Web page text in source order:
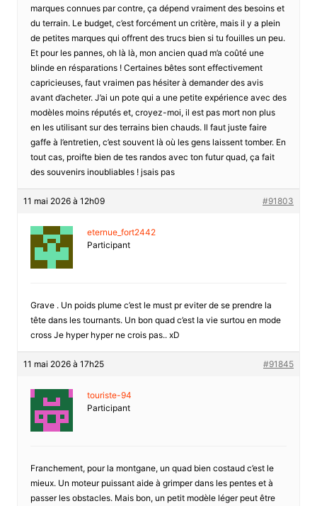
marques connues par contre, ça dépend vraiment des besoins et
du terrain. Le budget, c’est forcément un critère, mais il y a plein
de petites marques qui offrent des trucs bien si tu fouilles un peu.
Et pour les pannes, oh là là, mon ancien quad m’a coûté une
blinde en résparations ! Certaines bêtes sont effectivement
capricieuses, faut vraimen pas hésiter à demander des avis
avant d’acheter. J’ai un pote qui a une petite expérience avec des
modèles moins réputés et, croyez-moi, il est pas mort non plus
en les utilisant sur des terrains bien chauds. Il faut juste faire
gaffe à l’entretien, c’est souvent là où les gens laissent tomber. En
tout cas, proifte bien de tes randos avec ton futur quad, ça fait
des souvenirs inoubliables ! jsais pas
11 mai 2026 à 12h09 #91803
eternue_fort2442
Participant
Grave . Un poids plume c’est le must pr eviter de se prendre la
tête dans les tournants. Un bon quad c’est la vie surtou en mode
cross Je hyper hyper ne crois pas.. xD
11 mai 2026 à 17h25 #91845
touriste-94
Participant
Franchement, pour la montgane, un quad bien costaud c’est le
mieux. Un moteur puissant aide à grimper dans les pentes et à
passer les obstacles. Mais bon, un petit modèle léger peut être